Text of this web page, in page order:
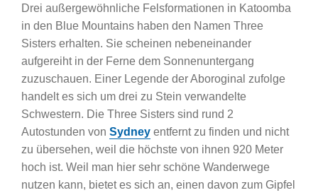
Drei außergewöhnliche Felsformationen in Katoomba
in den Blue Mountains haben den Namen Three
Sisters erhalten. Sie scheinen nebeneinander
aufgereiht in der Ferne dem Sonnenuntergang
zuzuschauen. Einer Legende der Aboroginal zufolge
handelt es sich um drei zu Stein verwandelte
Schwestern. Die Three Sisters sind rund 2
Autostunden von Sydney entfernt zu finden und nicht
zu übersehen, weil die höchste von ihnen 920 Meter
hoch ist. Weil man hier sehr schöne Wanderwege
nutzen kann, bietet es sich an, einen davon zum Gipfel